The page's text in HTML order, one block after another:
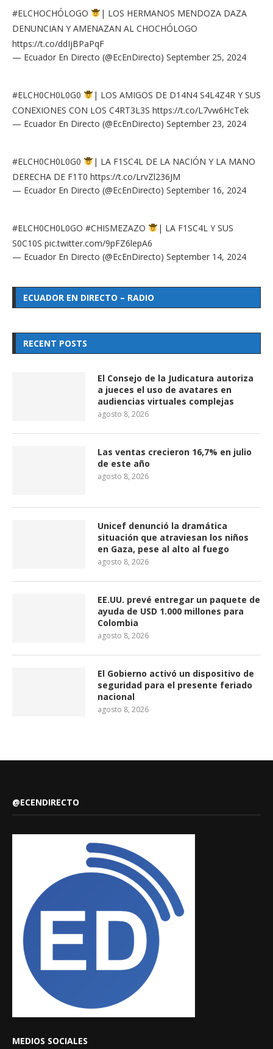
#ELCHOCHÓLOGO
| LOS HERMANOS MENDOZA DAZA
DENUNCIAN Y AMENAZAN AL CHOCHÓLOGO
https://t.co/ddIjBPaPqF
— Ecuador En Directo (@EcEnDirecto) September 25, 2024
#ELCH0CH0L0G0
| LOS AMIGOS DE D14N4 S4L4Z4R Y SUS
CONEXIONES CON LOS C4RT3L3S https://t.co/L7vw6HcTek
— Ecuador En Directo (@EcEnDirecto) September 23, 2024
#ELCH0CH0L0G0
| LA F1SC4L DE LA NACIÓN Y LA MANO
DERECHA DE F1T0 https://t.co/LrvZl236JM
— Ecuador En Directo (@EcEnDirecto) September 16, 2024
#ELCH0CH0L0GO #CHISMEZAZO
| LA F1SC4L Y SUS
S0C10S pic.twitter.com/9pFZ6lepA6
— Ecuador En Directo (@EcEnDirecto) September 14, 2024
ECUADOR EN DIRECTO – RADIO
RECENT POSTS
El Consejo de la Judicatura autoriza
a jueces el uso de avatares en
audiencias virtuales complejas
agosto 8, 2026
Las ventas crecieron 16,7% en julio
de este año
agosto 8, 2026
Unicef denunció la dramática
situación que atraviesan los niños
en Gaza, pese al alto al fuego
agosto 8, 2026
EE.UU. prevé entregar un paquete de
ayuda de USD 1.000 millones para
Colombia
agosto 8, 2026
El Gobierno activó un dispositivo de
seguridad para el presente feriado
nacional
agosto 8, 2026
@ECENDIRECTO
MEDIOS SOCIALES